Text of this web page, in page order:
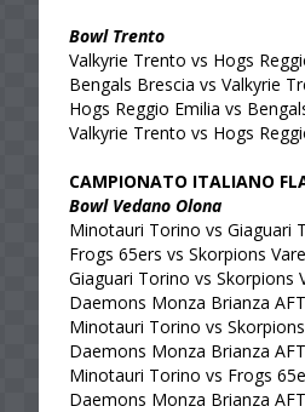
Bowl Trento
Valkyrie Trento vs Hogs
Bengals Brescia vs Valkyrie
Hogs Reggio Emilia vs
Valkyrie Trento vs Hogs
CAMPIONATO ITALIANO
Bowl Vedano Olona
Minotauri Torino vs Giaguari
Frogs 65ers vs Skorpions
Giaguari Torino vs Skorpions
Daemons Monza Brianza
Minotauri Torino vs
Daemons Monza Brianza
Minotauri Torino vs Frogs
Daemons Monza Brianza